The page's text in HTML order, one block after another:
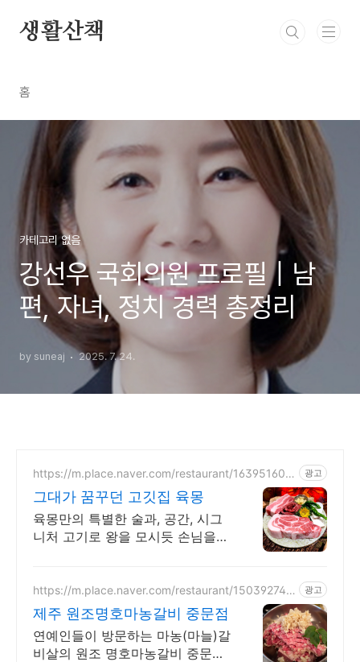
생활산책
홈
카테고리 없음
강선우 국회의원 프로필｜남
편, 자녀, 정치 경력 총정리
by suneaj 2025. 7. 24.
https://m.place.naver.com/restaurant/163951608
광고
그대가 꿈꾸던 고깃집 육몽
육몽만의 특별한 술과, 공간, 시그
니처 고기로 왕을 모시듯 손님을
https://m.place.naver.com/restaurant/150392745
광고
제주 원조명호마농갈비 중문점
연예인들이 방문하는 마농(마늘)갈
비살의 원조 명호마농갈비 중문점